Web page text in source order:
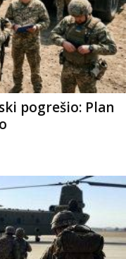
pogrešio: Plan